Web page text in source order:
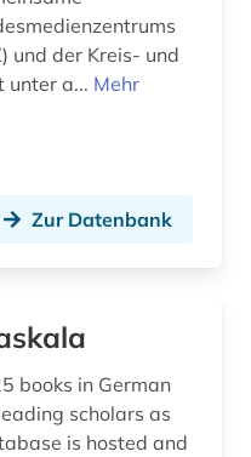
und der Kreis- und
unter a... Mehr
Zur Datenbank
books in German
scholars as
is hosted and